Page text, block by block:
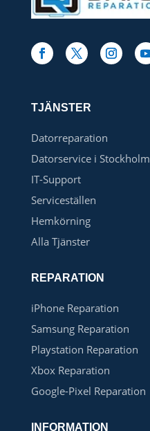
TJÄNSTER
Datorreparation
Datorservice i Stockholm
IT-Support
Serviceställen
Hemkörning
Alla Tjänster
REPARATION
iPhone Reparation
Samsung Reparation
Playstation Reparation
Xbox Reparation
Google-Pixel Reparation
INFORMATION